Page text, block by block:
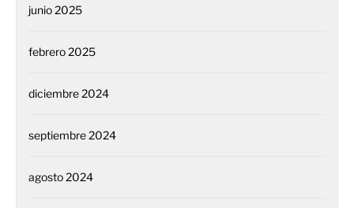
junio 2025
febrero 2025
diciembre 2024
septiembre 2024
agosto 2024